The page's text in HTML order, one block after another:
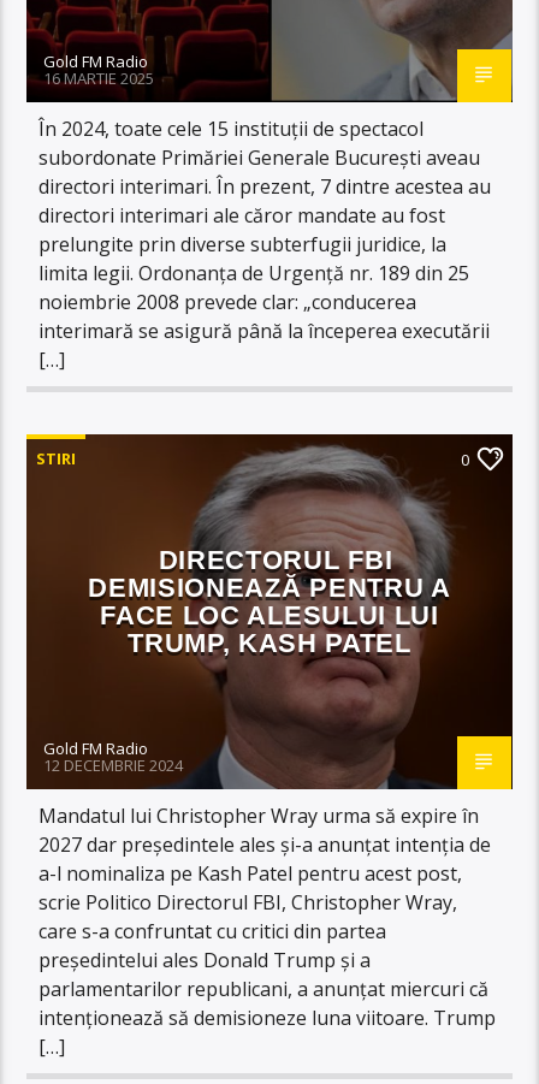
Gold FM Radio
16 MARTIE 2025
În 2024, toate cele 15 instituții de spectacol
subordonate Primăriei Generale București aveau
directori interimari. În prezent, 7 dintre acestea au
directori interimari ale căror mandate au fost
prelungite prin diverse subterfugii juridice, la
limita legii. Ordonanța de Urgență nr. 189 din 25
noiembrie 2008 prevede clar: „conducerea
interimară se asigură până la începerea executării
[…]
STIRI 0
DIRECTORUL FBI
DEMISIONEAZĂ PENTRU A
FACE LOC ALESULUI LUI
TRUMP, KASH PATEL
Gold FM Radio
12 DECEMBRIE 2024
Mandatul lui Christopher Wray urma să expire în
2027 dar președintele ales și-a anunțat intenția de
a-l nominaliza pe Kash Patel pentru acest post,
scrie Politico Directorul FBI, Christopher Wray,
care s-a confruntat cu critici din partea
președintelui ales Donald Trump și a
parlamentarilor republicani, a anunțat miercuri că
intenționează să demisioneze luna viitoare. Trump
[…]